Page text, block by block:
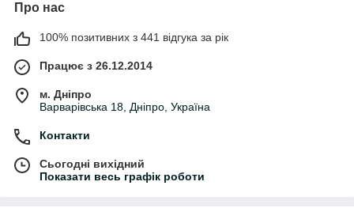
Про нас
100% позитивних з 441 відгука за рік
Працює з 26.12.2014
м. Дніпро
Варварівська 18, Дніпро, Україна
Контакти
Сьогодні вихідний
Показати весь графік роботи